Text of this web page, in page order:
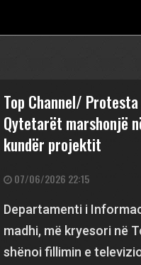
Top Channel/
Qytetarët marshonjë
kundër projektit
07/06/2026 22:15
Departamenti i
madhi, më kryesori në
shënoi fillimin e